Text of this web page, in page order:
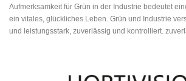
Aufmerksamkeit für Grün in der Industrie bedeutet
ein vitales, glückliches Leben. Grün und Industrie
und leistungsstark, zuverlässig und kontrolliert.